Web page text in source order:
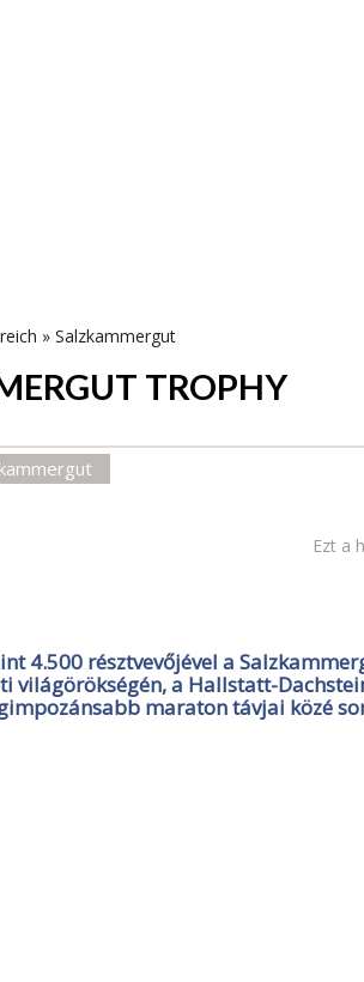
» Salzkammergut
TROPHY
Ezt a
4.500 résztvevőjével a
világörökségén, a Hallstatt-
maraton távjai közé